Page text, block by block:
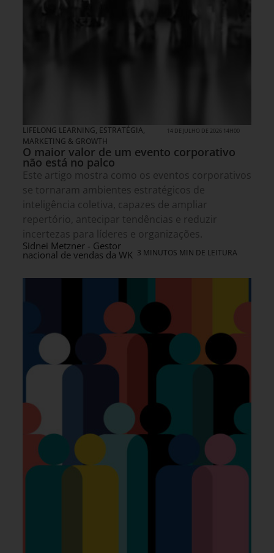
LIFELONG LEARNING, ESTRATÉGIA,
MARKETING & GROWTH
14 DE JULHO DE 2026 14H00
O maior valor de um evento corporativo
não está no palco
Este artigo mostra como os eventos corporativos
se tornaram ambientes estratégicos de
inteligência coletiva, capazes de ampliar
repertório, antecipar tendências e reduzir
incertezas para líderes e organizações.
Sidnei Metzner - Gestor
nacional de vendas da WK 3 MINUTOS MIN DE LEITURA